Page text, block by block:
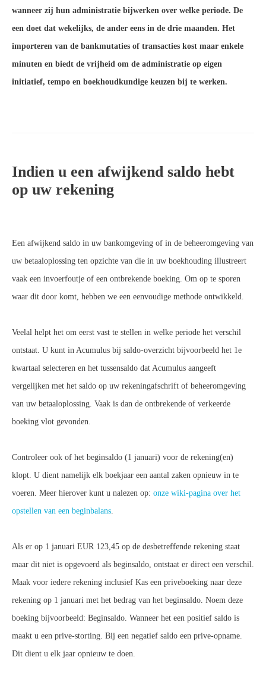
wanneer zij hun administratie bijwerken over welke periode. De
een doet dat wekelijks, de ander eens in de drie maanden. Het
importeren van de bankmutaties of transacties kost maar enkele
minuten en biedt de vrijheid om de administratie op eigen
initiatief, tempo en boekhoudkundige keuzen bij te werken.
Indien u een afwijkend saldo hebt
op uw rekening
Een afwijkend saldo in uw bankomgeving of in de beheeromgeving van
uw betaaloplossing ten opzichte van die in uw boekhouding illustreert
vaak een invoerfoutje of een ontbrekende boeking. Om op te sporen
waar dit door komt, hebben we een eenvoudige methode ontwikkeld.
Veelal helpt het om eerst vast te stellen in welke periode het verschil
ontstaat. U kunt in Acumulus bij saldo-overzicht bijvoorbeeld het 1e
kwartaal selecteren en het tussensaldo dat Acumulus aangeeft
vergelijken met het saldo op uw rekeningafschrift of beheeromgeving
van uw betaaloplossing. Vaak is dan de ontbrekende of verkeerde
boeking vlot gevonden.
Controleer ook of het beginsaldo (1 januari) voor de rekening(en)
klopt. U dient namelijk elk boekjaar een aantal zaken opnieuw in te
voeren. Meer hierover kunt u nalezen op: onze wiki-pagina over het
opstellen van een beginbalans
Als er op 1 januari EUR 123,45 op de desbetreffende rekening staat
maar dit niet is opgevoerd als beginsaldo, ontstaat er direct een verschil.
Maak voor iedere rekening inclusief Kas een priveboeking naar deze
rekening op 1 januari met het bedrag van het beginsaldo. Noem deze
boeking bijvoorbeeld: Beginsaldo. Wanneer het een positief saldo is
maakt u een prive-storting. Bij een negatief saldo een prive-opname.
Dit dient u elk jaar opnieuw te doen.